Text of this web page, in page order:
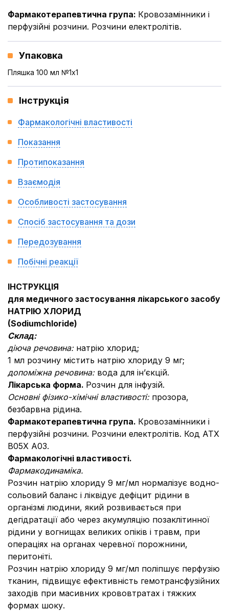
Фармакотерапевтична група: Кровозамінники і
перфузійні розчини. Розчини електролітів.
Упаковка
Пляшка 100 мл №1x1
Інструкція
Фармакологічні властивості
Показання
Протипоказання
Взаємодія
Особливості застосування
Спосіб застосування та дози
Передозування
Побічні реакції
ІНСТРУКЦІЯ
для медичного застосування лікарського засобу
НАТРІЮ ХЛОРИД
(Sodiumchloride)
Склад:
діюча речовина: натрію хлорид;
1 мл розчину містить натрію хлориду 9 мг;
допоміжна речовина: вода для ін’єкцій.
Лікарська форма. Розчин для інфузій.
Основні фізико-хімічні властивості: прозора,
безбарвна рідина.
Фармакотерапевтична група. Кровозамінники і
перфузійні розчини. Розчини електролітів. Код АТХ
В05Х А03.
Фармакологічні властивості.
Фармакодинаміка.
Розчин натрію хлориду 9 мг/мл нормалізує водно-
сольовий баланс і ліквідує дефіцит рідини в
організмі людини, який розвивається при
дегідратації або через акумуляцію позаклітинної
рідини у вогнищах великих опіків і травм, при
операціях на органах черевної порожнини,
перитоніті.
Розчин натрію хлориду 9 мг/мл поліпшує перфузію
тканин, підвищує ефективність гемотрансфузійних
заходів при масивних крововтратах і тяжких
формах шоку.